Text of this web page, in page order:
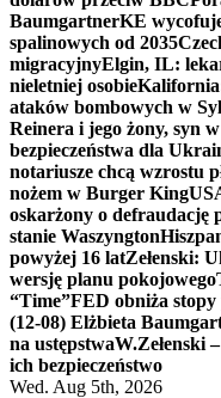
BaumgartnerKE
spalinowych od 2035
migracyjnyElgin, IL:
nieletniej osobie
ataków bombowych w
Reinera i jego żony, syn
bezpieczeństwa dla
notariusze chcą wzrostu
nożem w Burger King
oskarżony o defraudację
stanie Waszyngton
powyżej 16 latZełenski:
wersję planu pokojowego
“Time”FED obniża
(12-08) Elżbieta
na ustępstwaW.Zełenski
ich bezpieczeństwo
Wed. Aug 5th, 2026